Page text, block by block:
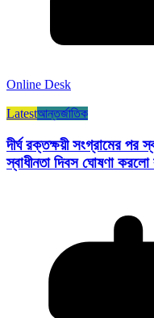
Online Desk
Latestআন্তর্জাতিক
দীর্ঘ রক্তক্ষয়ী সংগ্রামের পর
স্বাধীনতা দিবস ঘোষণা করলো